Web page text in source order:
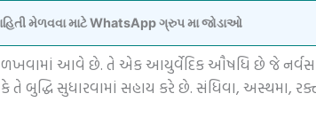
મેળવવા માટે WhatsApp ગ્રુપ મા જોડાઓ
આવે છે. તે એક આયુર્વેદિક ઔષધિ છે જે નર્વસ
સુધારવામાં સહાય કરે છે. સંધિવા, અસ્થમા,